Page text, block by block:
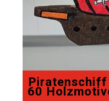
Piratenschiff
60